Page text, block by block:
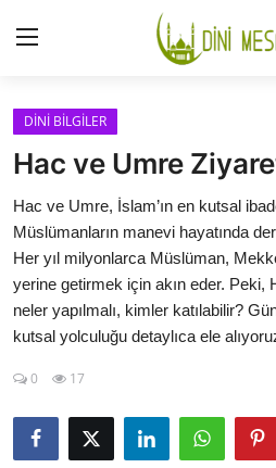
Giriş
GÜNDEM
HAKKIMIZDA
DESTEKLİYORUM
NAMAZ
DİNİ BİLGİLER
Hac ve Umre
Hac ve Umre, İslam’ın en kutsal
Müslümanların manevi hayatında
Her yıl milyonlarca Müslüman,
yerine getirmek için akın eder.
neler yapılmalı, kimler katılabilir?
kutsal yolculuğu detaylıca ele
0 17